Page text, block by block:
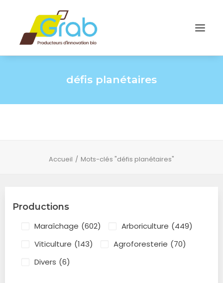
défis planétaires
Accueil Mots-clés "défis planétaires"
Productions
Maraîchage (602) Arboriculture (449)
Viticulture (143) Agroforesterie (70)
Divers (6)